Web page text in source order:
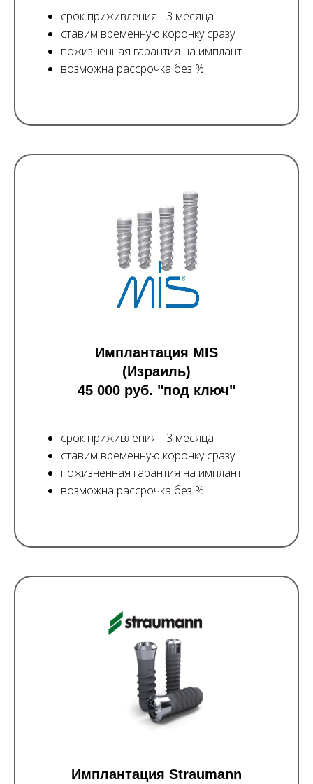
срок приживления - 3 месяца
ставим временную коронку сразу
пожизненная гарантия на имплант
возможна рассрочка без %
Имплантация MIS
(Израиль)
45 000 руб. "под ключ"
срок приживления - 3 месяца
ставим временную коронку сразу
пожизненная гарантия на имплант
возможна рассрочка без %
Имплантация Straumann